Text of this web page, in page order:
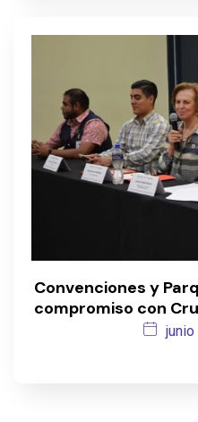
Convenciones y
compromiso con
junio